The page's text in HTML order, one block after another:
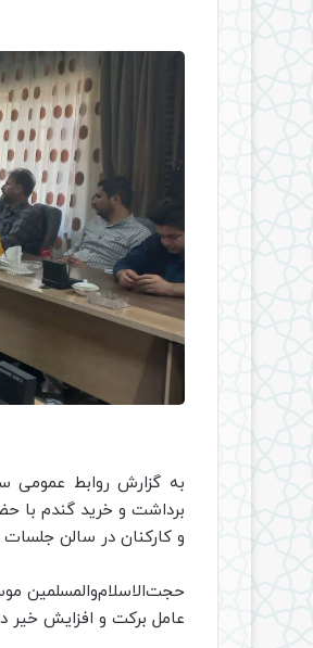
به گزارش روابط عمومی
برداشت و خرید گندم با
و کارکنان در سالن جلسات
حجت‌الاسلام‌والمسلمین
عامل برکت و افزایش خیر